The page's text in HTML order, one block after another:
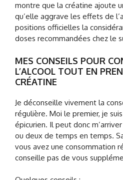
montre que la créatine ajoute
qu’elle aggrave les effets de
positions officielles la
doses recommandées chez le
MES CONSEILS POUR
L’ALCOOL TOUT EN
CRÉATINE
Je déconseille vivement la
régulière. Moi le premier, je
épicurien. Il peut donc
ou deux de temps en temps.
vous avez une consommation
conseille pas de vous